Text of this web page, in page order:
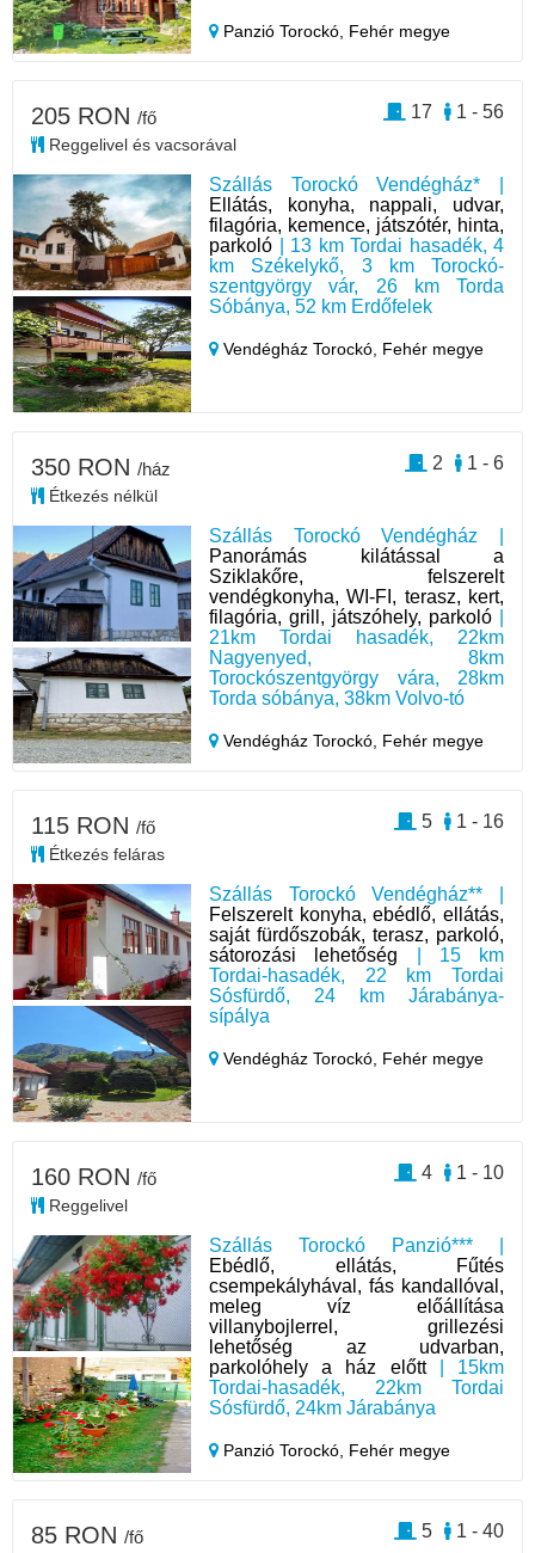
Panzió Torockó, Fehér megye
Szállás Torockó Vendégház* |
Ellátás, konyha, nappali, udvar,
filagória, kemence, játszótér, hinta,
parkoló | 13 km Tordai hasadék, 4
km Székelykő, 3 km Torockó-
szentgyörgy vár, 26 km Torda
Sóbánya, 52 km Erdőfelek
Vendégház Torockó, Fehér megye
205 RON /fő
Reggelivel és vacsorával
1 - 56
17
Szállás Torockó Vendégház |
Panorámás kilátással a
Sziklakőre, felszerelt
vendégkonyha, WI-FI, terasz, kert,
filagória, grill, játszóhely, parkoló
21km Tordai hasadék, 22km
Nagyenyed, 8km
Torockószentgyörgy vára, 28km
Torda sóbánya, 38km Volvo-tó
Vendégház Torockó, Fehér megye
350 RON /ház
Étkezés nélkül
1 - 6
2
Szállás Torockó Vendégház** |
Felszerelt konyha, ebédlő, ellátás,
saját fürdőszobák, terasz, parkoló,
sátorozási lehetőség | 15 km
Tordai-hasadék, 22 km Tordai
Sósfürdő, 24 km Járabánya-
sípálya
Vendégház Torockó, Fehér megye
115 RON /fő
Étkezés feláras
1 - 16
5
Szállás Torockó Panzió*** |
Ebédlő, ellátás, Fűtés
csempekályhával, fás kandallóval,
meleg víz előállítása
villanybojlerrel, grillezési
lehetőség az udvarban,
parkolóhely a ház előtt| 15km
Tordai-hasadék, 22km Tordai
Sósfürdő, 24km Járabánya
Panzió Torockó, Fehér megye
160 RON /fő
Reggelivel
1 - 10
4
85 RON /fő 1 - 40
5